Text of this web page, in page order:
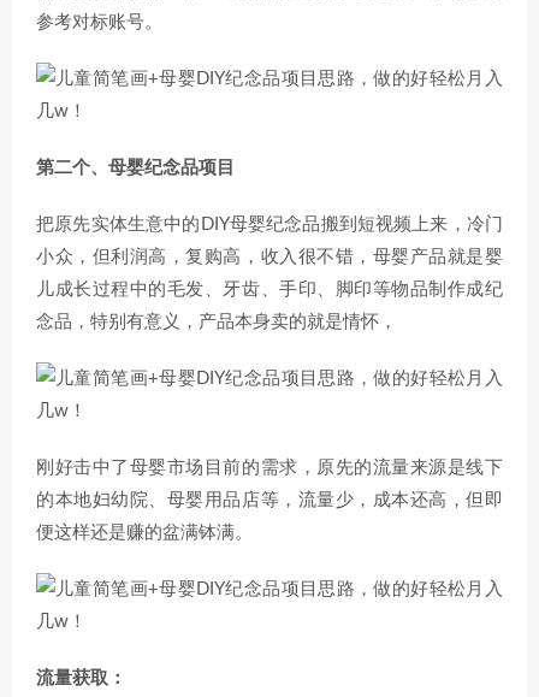
参考对标账号。
第二个、母婴纪念品项目
把原先实体生意中的DIY母婴纪念品搬到短视频上来，冷门
小众，但利润高，复购高，收入很不错，母婴产品就是婴
儿成长过程中的毛发、牙齿、手印、脚印等物品制作成纪
念品，特别有意义，产品本身卖的就是情怀，
刚好击中了母婴市场目前的需求，原先的流量来源是线下
的本地妇幼院、母婴用品店等，流量少，成本还高，但即
便这样还是赚的盆满钵满。
流量获取：